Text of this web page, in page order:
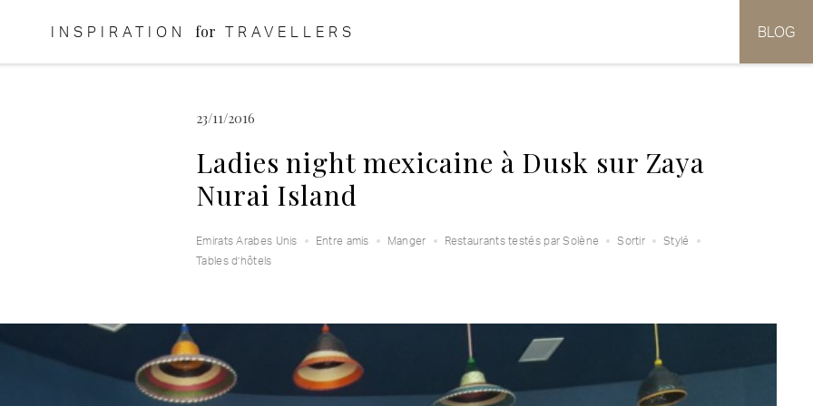
INSPIRATION for TRAVELLERS BLOG
23/11/2016
Ladies night mexicaine à Dusk sur Zaya
Nurai Island
Emirats Arabes Unis Entre amis Manger Restaurants testés par Solène Sortir
Stylé
Tables d’hôtels